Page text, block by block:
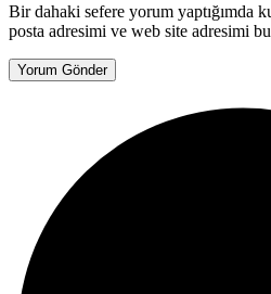
Bir dahaki sefere yorum yaptığımda
posta adresimi ve web site adresimi
Yorum Gönder